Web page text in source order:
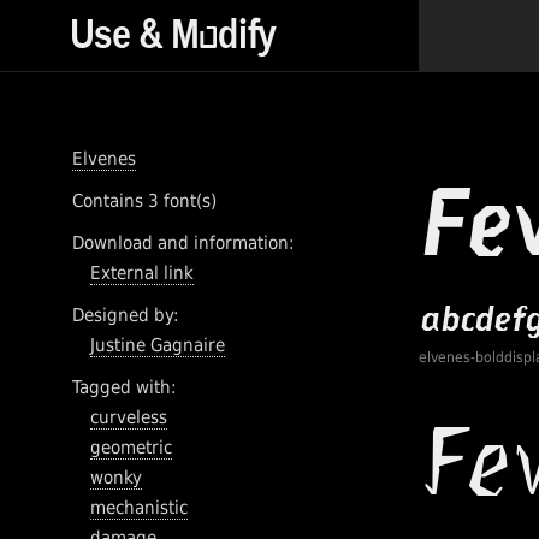
Elvenes
Contains 3 font(s)
Download and information:
External link
Designed by:
Justine Gagnaire
Tagged with:
curveless
geometric
wonky
mechanistic
elvenes-